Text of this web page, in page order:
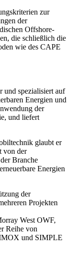
zur
der
Offshore-
die schließlich die
wie des CAPE
und spezialisiert auf
Energien und
der
und liefert
glaubt er
von der
Branche
Energien
der
Projekten
West OWF,
Reihe von
und SIMPLE